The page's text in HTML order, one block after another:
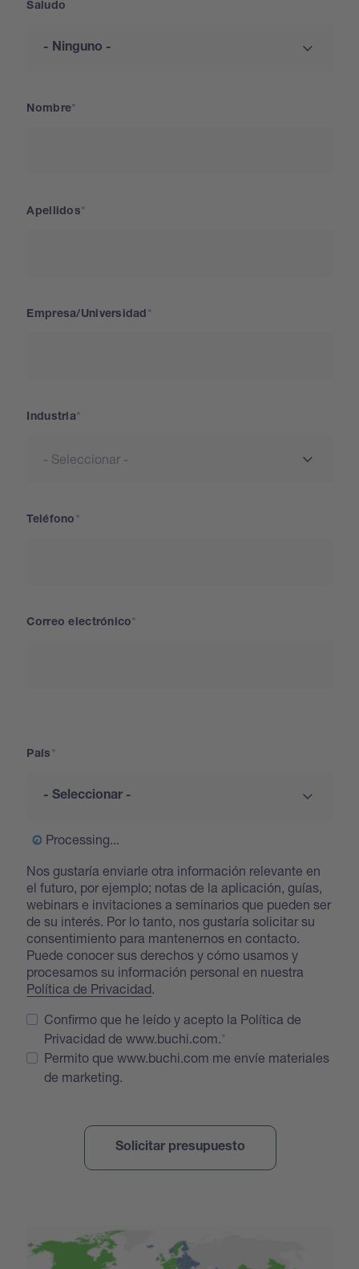
Saludo
Nombre
Apellidos
Empresa/Universidad
Industria
Teléfono
Correo electrónico
País
Processing...
Nos gustaría enviarle otra información relevante en
el futuro, por ejemplo; notas de la aplicación, guías,
webinars e invitaciones a seminarios que pueden ser
de su interés. Por lo tanto, nos gustaría solicitar su
consentimiento para mantenernos en contacto.
Puede conocer sus derechos y cómo usamos y
procesamos su información personal en nuestra
Política de Privacidad.
Confirmo que he leído y acepto la Política de
Privacidad de www.buchi.com.
Permito que www.buchi.com me envíe materiales
de marketing.